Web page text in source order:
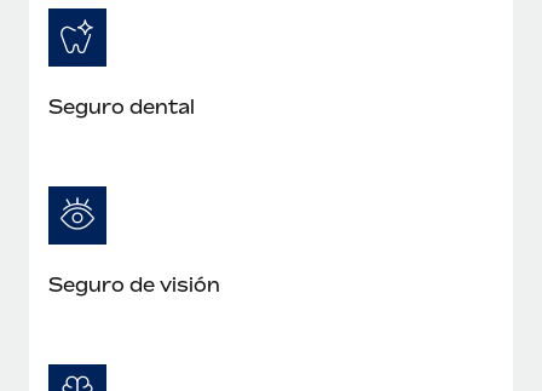
Seguro dental
Seguro de visión